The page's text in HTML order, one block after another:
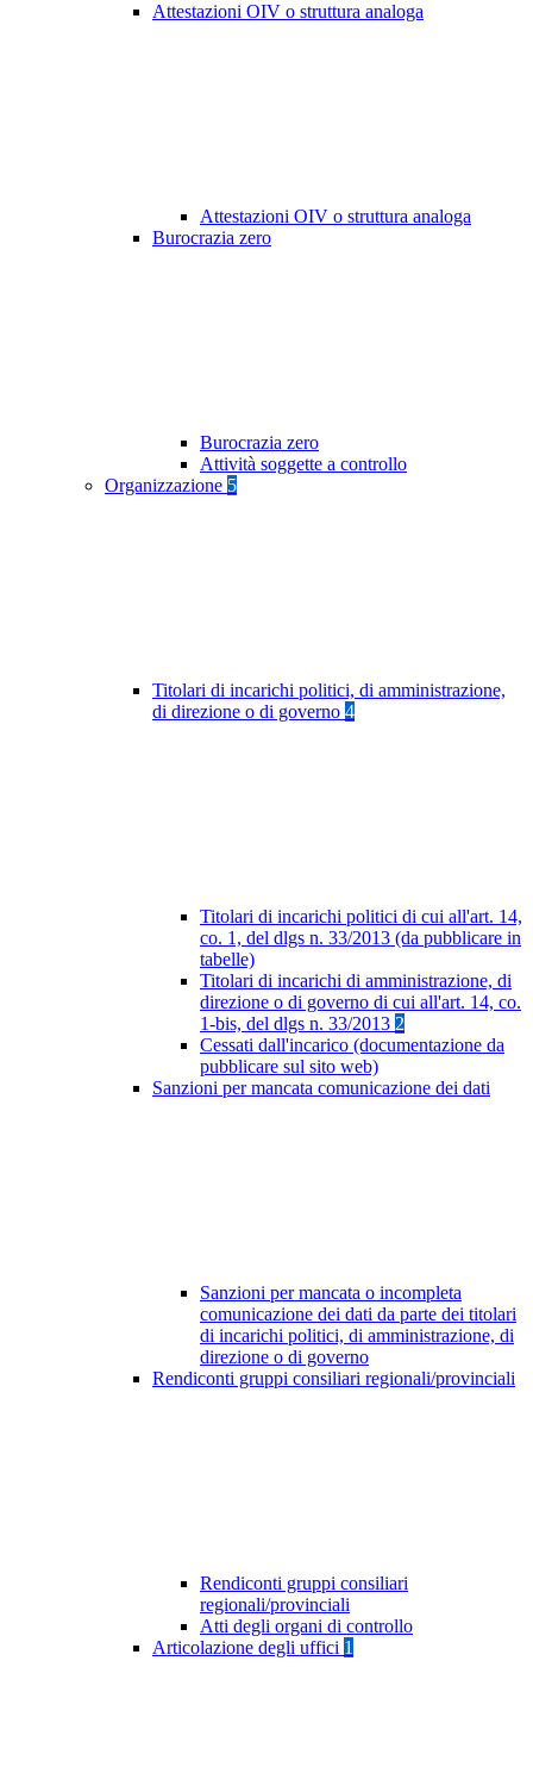
Attestazioni OIV o struttura analoga
Attestazioni OIV o struttura analoga
Burocrazia zero
Burocrazia zero
Attività soggette a controllo
Organizzazione 5
Titolari di incarichi politici, di amministrazione,
di direzione o di governo 4
Titolari di incarichi politici di cui all'art. 14,
co. 1, del dlgs n. 33/2013 (da pubblicare in
tabelle)
Titolari di incarichi di amministrazione, di
direzione o di governo di cui all'art. 14, co.
1-bis, del dlgs n. 33/2013 2
Cessati dall'incarico (documentazione da
pubblicare sul sito web)
Sanzioni per mancata comunicazione dei dati
Sanzioni per mancata o incompleta
comunicazione dei dati da parte dei titolari
di incarichi politici, di amministrazione, di
direzione o di governo
Rendiconti gruppi consiliari regionali/provinciali
Rendiconti gruppi consiliari
regionali/provinciali
Atti degli organi di controllo
Articolazione degli uffici 1